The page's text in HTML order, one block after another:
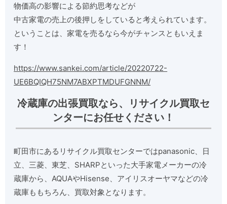
物価高の影響による節約思考などが
中古家電の売上の後押しをしていると考えられています。
ということは、家電を売るなら今がチャンスともいえま
す！
https://www.sankei.com/article/20220722-
UE6BQIQH75NM7ABXPTMDUFGNNM/
冷蔵庫の出張買取なら、リサイクル買取セ
ンターにお任せください！
町田市にあるリサイクル買取センターではpanasonic、日
立、三菱、東芝、SHARPといった大手家電メーカーの冷
蔵庫から、AQUAやHisense、アイリスオーヤマなどの冷
蔵庫ももちろん、買取対象となります。